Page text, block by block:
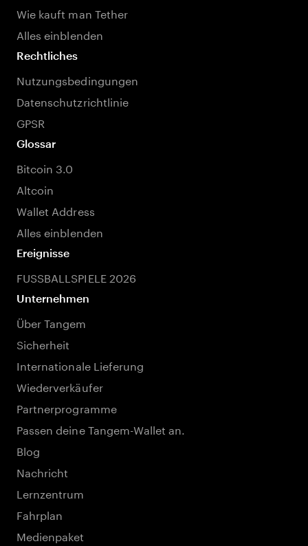
Wie kauft man Tether
Alles einblenden
Rechtliches
Nutzungsbedingungen
Datenschutzrichtlinie
GPSR
Glossar
Bitcoin 3.0
Altcoin
Wallet Address
Alles einblenden
Ereignisse
FUSSBALLSPIELE 2026
Unternehmen
Über Tangem
Sicherheit
Internationale Lieferung
Wiederverkäufer
Partnerprogramme
Passen deine Tangem-Wallet an.
Blog
Nachricht
Lernzentrum
Fahrplan
Medienpaket